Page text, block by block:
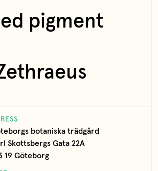
pigment
botaniska trädgård
Skottsbergs Gata 22A
19 Göteborg